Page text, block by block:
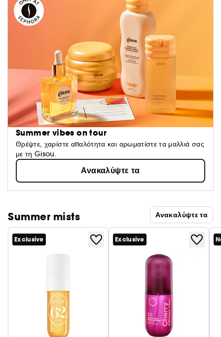
Summer vibes on tour
Θρέψτε, χαρίστε απαλότητα και αρωματίστε τα μαλλιά σας
με τη Gisou.
Ανακαλύψτε τα
Summer mists Ανακαλύψτε τα
Exclusive Exclusive